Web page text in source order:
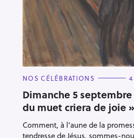
C
T
E
G
O
I
E
NOS CÉLÉBRATIONS
Dimanche 5 septembre
du muet criera de joie »
Comment, à l’aune de la
tendresse de Jésus, sommes-